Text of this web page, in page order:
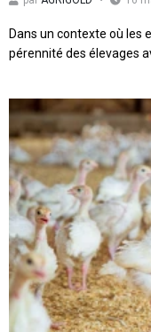
Dans un contexte où les
pérennité des élevages